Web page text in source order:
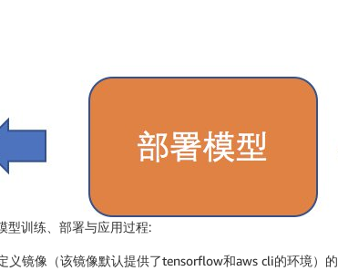
型训练、部署与应用过程:
镜像（该镜像默认提供了tensorflow和aws cli的环境）